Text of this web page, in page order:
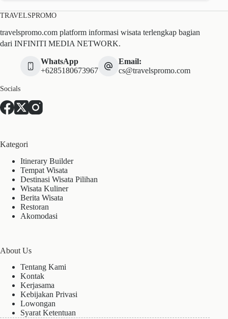
TRAVELSPROMO
travelspromo.com platform informasi wisata terlengkap bagian
dari INFINITI MEDIA NETWORK.
WhatsApp
+6285180673967
Email:
cs@travelspromo.com
Socials
Kategori
Itinerary Builder
Tempat Wisata
Destinasi Wisata Pilihan
Wisata Kuliner
Berita Wisata
Restoran
Akomodasi
About Us
Tentang Kami
Kontak
Kerjasama
Kebijakan Privasi
Lowongan
Syarat Ketentuan